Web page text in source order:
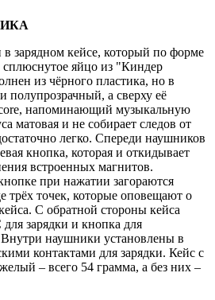
зарядном кейсе, который по форме
яйцо из "Киндер
из чёрного пластика, но в
а сверху её
напоминающий музыкальную
матовая и не собирает следов от
легко. Спереди наушников
кнопка, которая и откидывает
встроенных магнитов.
при нажатии загораются
трёх точек, которые оповещают о
С обратной стороны кейса
зарядки и кнопка для
наушники установлены в
контактами для зарядки. Кейс с
– всего 54 грамма, а без них –